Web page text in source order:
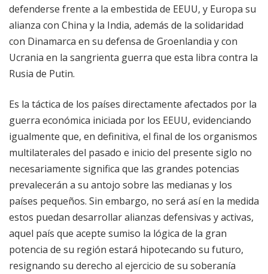
defenderse frente a la embestida de EEUU, y Europa su
alianza con China y la India, además de la solidaridad
con Dinamarca en su defensa de Groenlandia y con
Ucrania en la sangrienta guerra que esta libra contra la
Rusia de Putin.
Es la táctica de los países directamente afectados por la
guerra económica iniciada por los EEUU, evidenciando
igualmente que, en definitiva, el final de los organismos
multilaterales del pasado e inicio del presente siglo no
necesariamente significa que las grandes potencias
prevalecerán a su antojo sobre las medianas y los
países pequeños. Sin embargo, no será así en la medida
estos puedan desarrollar alianzas defensivas y activas,
aquel país que acepte sumiso la lógica de la gran
potencia de su región estará hipotecando su futuro,
resignando su derecho al ejercicio de su soberanía